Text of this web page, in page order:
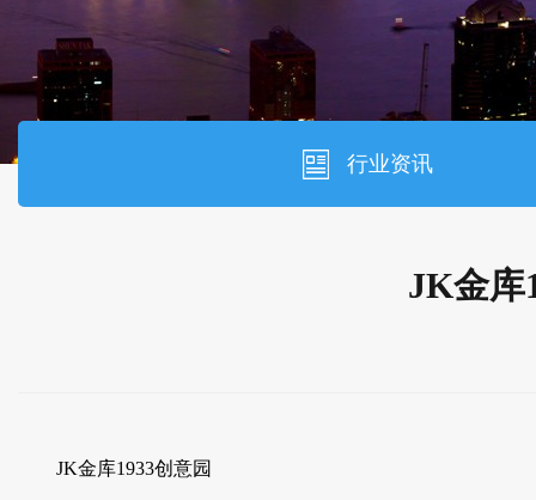
行业资讯
JK金库
JK金库1933创意园